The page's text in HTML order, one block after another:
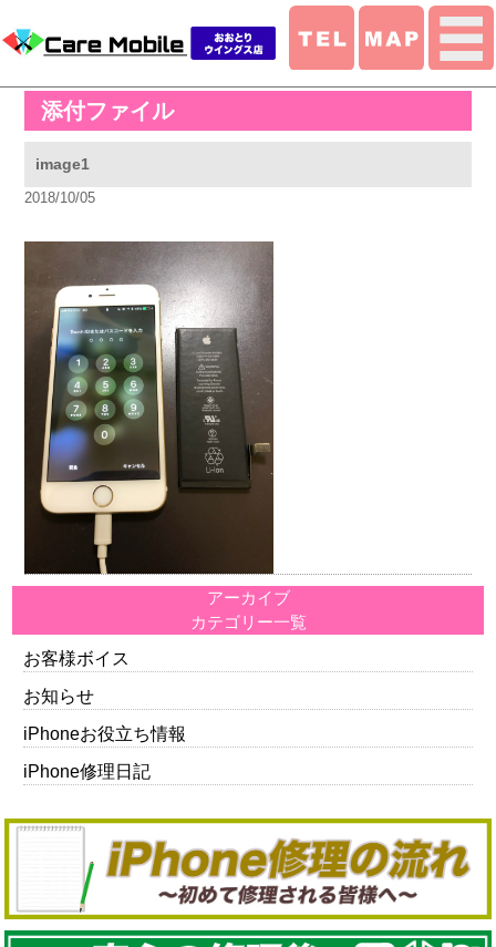
添付ファイル
image1
2018/10/05
アーカイブ
カテゴリー一覧
お客様ボイス
お知らせ
iPhoneお役立ち情報
iPhone修理日記